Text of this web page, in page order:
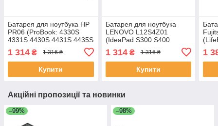
Батарея для ноутбука HP
PR06 (ProBook: 4330S
4331S 4430S 4431S 4435S
4400mAh 47Wh Чорний
1 314 ₴ 1 316 ₴
Купити
Батарея для ноутбука
LENOVO L12S4Z01
(IdeaPad S300 S400
2200mA 32Wh Чорний
1 314₴ 1 316 ₴
Купити
1
Акційні пропозиції та новинки
–99% –98%